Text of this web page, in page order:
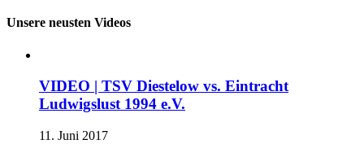
Unsere neusten Videos
VIDEO | TSV Diestelow vs. Eintracht
Ludwigslust 1994 e.V.
11. Juni 2017